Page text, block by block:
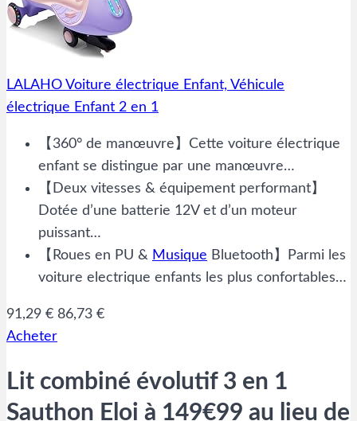
LALAHO Voiture électrique Enfant, Véhicule
électrique Enfant 2 en 1
【360° de manœuvre】Cette voiture électrique
enfant se distingue par une manœuvre…
【Deux vitesses & équipement performant】
Dotée d’une batterie 12V et d’un moteur
puissant…
【Roues en PU & Musique Bluetooth】Parmi les
voiture electrique enfants les plus confortables…
91,29 € 86,73 €
Acheter
Lit combiné évolutif 3 en 1
Sauthon Eloi à 149€99 au lieu de